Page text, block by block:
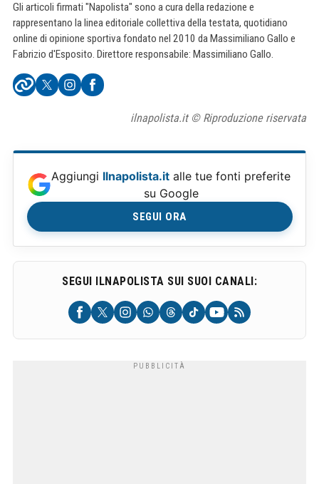
Gli articoli firmati "Napolista" sono a cura della redazione e
rappresentano la linea editoriale collettiva della testata, quotidiano
online di opinione sportiva fondato nel 2010 da Massimiliano Gallo e
Fabrizio d'Esposito. Direttore responsabile: Massimiliano Gallo.
ilnapolista.it © Riproduzione riservata
Aggiungi Ilnapolista.it alle tue fonti preferite
su Google
SEGUI ORA
SEGUI ILNAPOLISTA SUI SUOI CANALI: